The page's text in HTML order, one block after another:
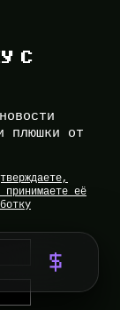
С
плюшки от
принимаете её